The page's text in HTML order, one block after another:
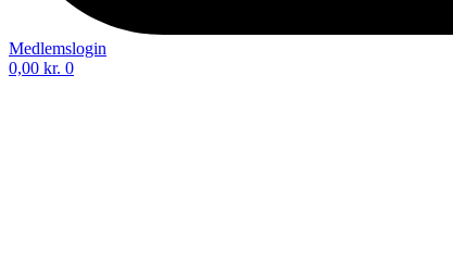
Medlemslogin
0,00 kr. 0